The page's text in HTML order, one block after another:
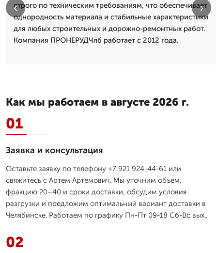
строго по техническим требованиям, что обеспечивает
однородность материала и стабильные характеристики
для любых строительных и дорожно-ремонтных работ.
Компания ПРОНЕРУДЧлб работает с 2012 года.
‹ ›
Как мы работаем в августе 2026 г.
01
Заявка и консультация
Оставьте заявку по телефону +7 921 924-44-61 или
свяжитесь с Артем Артемович. Мы уточним объем,
фракцию 20–40 и сроки доставки, обсудим условия
разгрузки и предложим оптимальный вариант доставки в
Челябинске. Работаем по графику Пн-Пт 09-18 Сб-Вс вых..
02